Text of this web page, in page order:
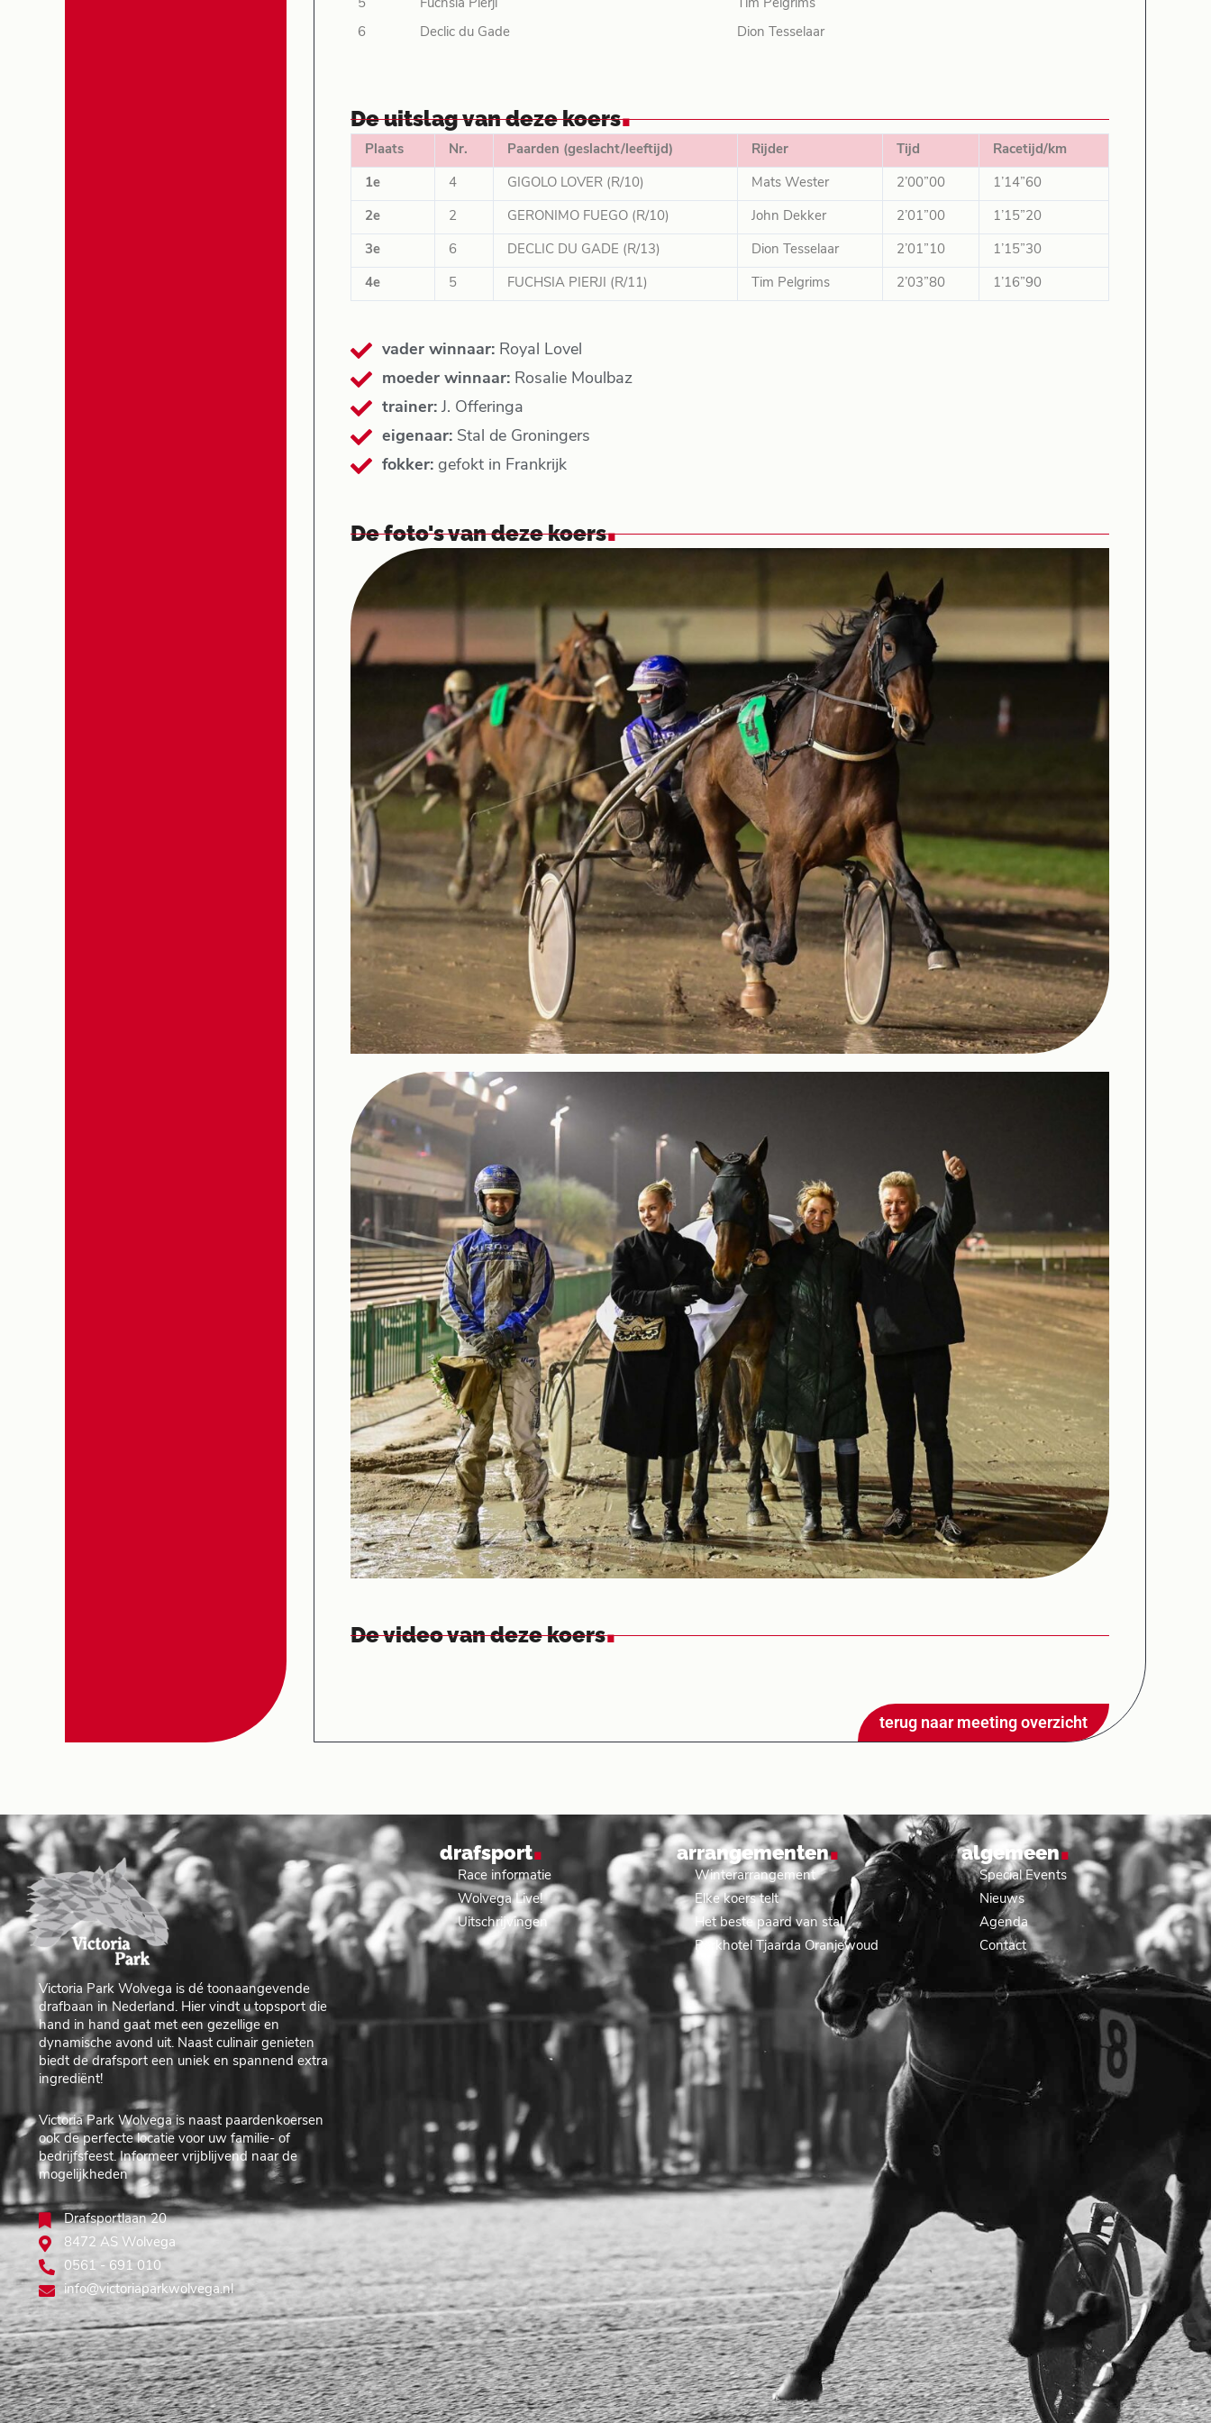
5 Fuchsia Pierji Tim Pelgrims
6 Declic du Gade Dion Tesselaar
De uitslag van deze koers.
Plaats Nr. Paarden (geslacht/leeftijd) Rijder Tijd Racetijd/km
1e 4 GIGOLO LOVER (R/10) Mats Wester 2’00”00 1’14”60
2e 2 GERONIMO FUEGO (R/10) John Dekker 2’01”00 1’15”20
3e 6 DECLIC DU GADE (R/13) Dion Tesselaar 2’01”10 1’15”30
4e 5 FUCHSIA PIERJI (R/11) Tim Pelgrims 2’03”80 1’16”90
vader winnaar:Royal Lovel
moeder winnaar:Rosalie Moulbaz
trainer:J. Offeringa
eigenaar:Stal de Groningers
fokker:gefokt in Frankrijk
De foto's van deze koers.
De video van deze koers.
terug naar meeting overzicht
Victoria Park Wolvega is dé toonaangevende
drafbaan in Nederland. Hier vindt u topsport die
hand in hand gaat met een gezellige en
dynamische avond uit. Naast culinair genieten
biedt de drafsport een uniek en spannend extra
ingrediënt!
Victoria Park Wolvega is naast paardenkoersen
ook de perfecte locatie voor uw familie- of
bedrijfsfeest. Informeer vrijblijvend naar de
mogelijkheden
Drafsportlaan 20
8472 AS Wolvega
0561 - 691 010
info@victoriaparkwolvega.nl
drafsport.
Race informatie
Wolvega Live!
Uitschrijvingen
arrangementen.
Winterarrangement
Elke koers telt
Het beste paard van stal
Parkhotel Tjaarda Oranjewoud
algemeen.
Special Events
Nieuws
Agenda
Contact